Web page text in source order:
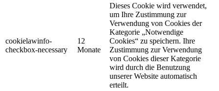
cookielawinfo-
checkbox-necessary
12
Monate
Dieses Cookie wird verwendet,
um Ihre Zustimmung zur
Verwendung von Cookies der
Kategorie „Notwendige
Cookies“ zu speichern. Ihre
Zustimmung zur Verwendung
von Cookies dieser Kategorie
wird durch die Benutzung
unserer Website automatisch
erteilt.